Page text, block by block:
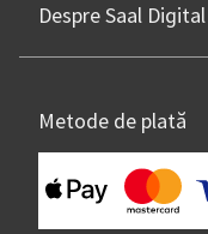
Despre Saal Digital
Metode de plată